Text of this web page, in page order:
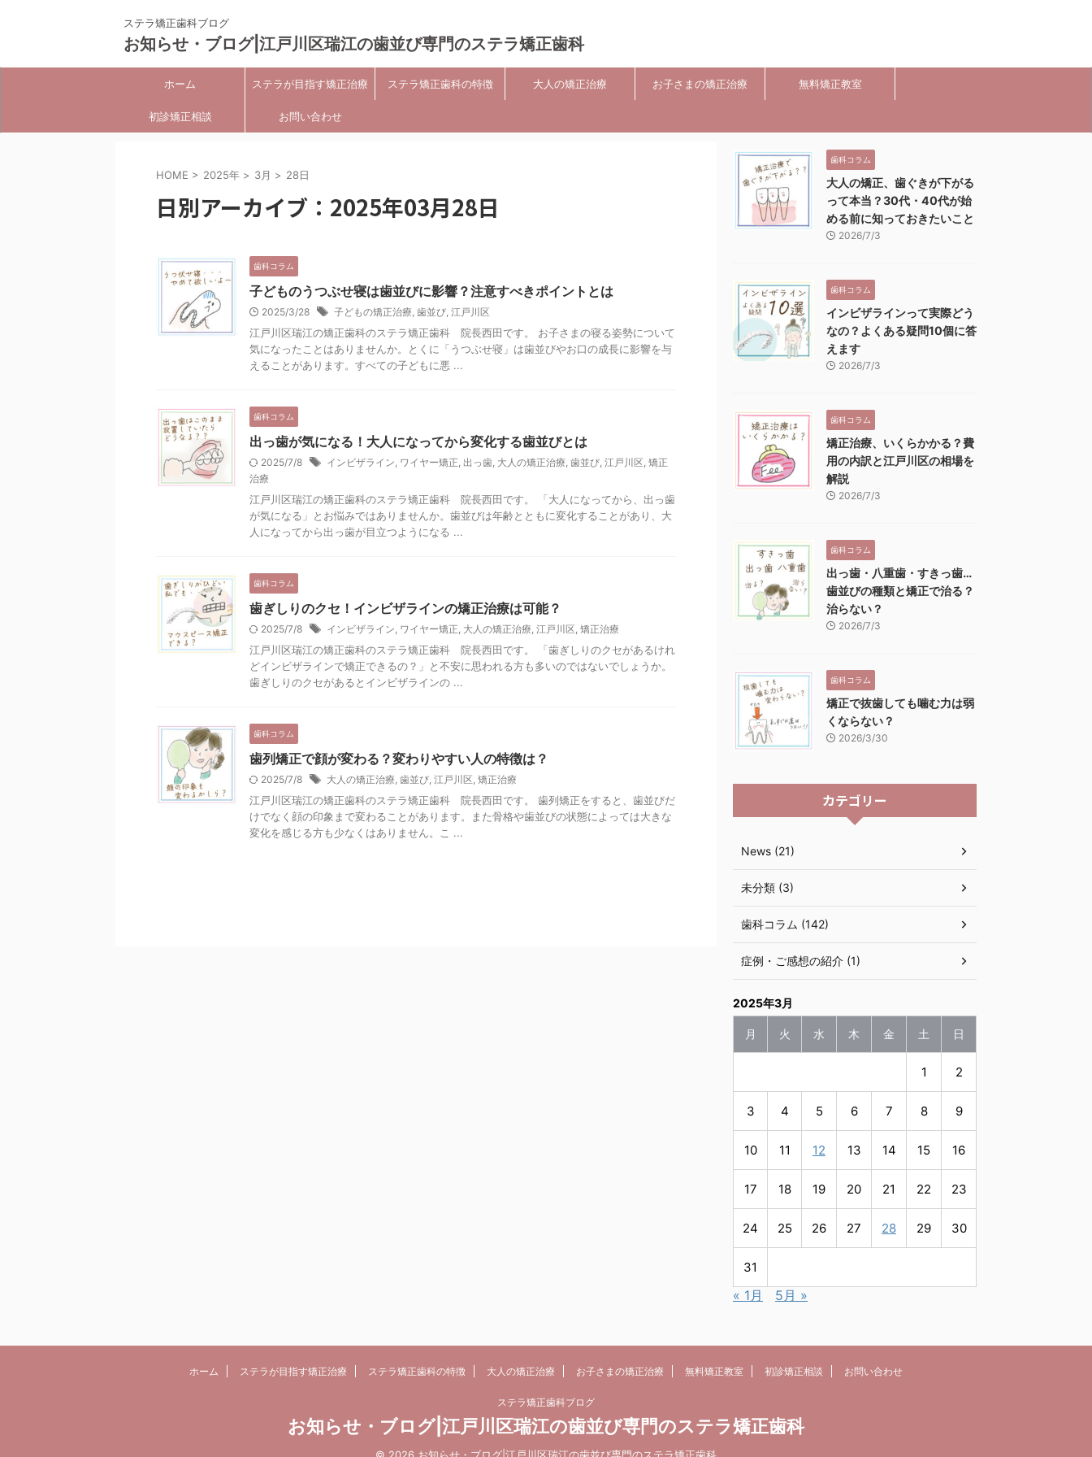
ステラ矯正歯科ブログ
お知らせ・ブログ|江戸川区瑞江の歯並び専門のステラ矯正歯科
ホーム ステラが目指す矯正治療 ステラ矯正歯科の特徴 大人の矯正治療 お子さまの矯正治療 無料矯正教室
初診矯正相談 お問い合わせ
HOME > 2025年 > 3月 > 28日
日別アーカイブ：2025年03月28日
歯科コラム
子どものうつぶせ寝は歯並びに影響？注意すべきポイントとは
2025/3/28 子どもの矯正治療, 歯並び, 江戸川区
江戸川区瑞江の矯正歯科のステラ矯正歯科 院長西田です。 お子さまの寝る姿勢について
気になったことはありませんか。とくに「うつぶせ寝」は歯並びやお口の成長に影響を与
えることがあります。すべての子どもに悪 ...
歯科コラム
出っ歯が気になる！大人になってから変化する歯並びとは
2025/7/8 インビザライン, ワイヤー矯正, 出っ歯, 大人の矯正治療, 歯並び, 江戸川区, 矯正
治療
江戸川区瑞江の矯正歯科のステラ矯正歯科 院長西田です。 「大人になってから、出っ歯
が気になる」とお悩みではありませんか。歯並びは年齢とともに変化することがあり、大
人になってから出っ歯が目立つようになる ...
歯科コラム
歯ぎしりのクセ！インビザラインの矯正治療は可能？
2025/7/8 インビザライン, ワイヤー矯正, 大人の矯正治療, 江戸川区, 矯正治療
江戸川区瑞江の矯正歯科のステラ矯正歯科 院長西田です。 「歯ぎしりのクセがあるけれ
どインビザラインで矯正できるの？」と不安に思われる方も多いのではないでしょうか。
歯ぎしりのクセがあるとインビザラインの ...
歯科コラム
歯列矯正で顔が変わる？変わりやすい人の特徴は？
2025/7/8 大人の矯正治療, 歯並び, 江戸川区, 矯正治療
江戸川区瑞江の矯正歯科のステラ矯正歯科 院長西田です。 歯列矯正をすると、歯並びだ
けでなく顔の印象まで変わることがあります。また骨格や歯並びの状態によっては大きな
変化を感じる方も少なくはありません。こ ...
歯科コラム
大人の矯正、歯ぐきが下がる
って本当？30代・40代が始
める前に知っておきたいこと
2026/7/3
歯科コラム
インビザラインって実際どう
なの？よくある疑問10個に答
えます
2026/7/3
歯科コラム
矯正治療、いくらかかる？費
用の内訳と江戸川区の相場を
解説
2026/7/3
歯科コラム
出っ歯・八重歯・すきっ歯…
歯並びの種類と矯正で治る？
治らない？
2026/7/3
歯科コラム
矯正で抜歯しても噛む力は弱
くならない？
2026/3/30
カテゴリー
News (21)
未分類 (3)
歯科コラム (142)
症例・ご感想の紹介 (1)
2025年3月
月 火 水 木 金 土 日
1 2
3 4 5 6 7 8 9
10 11 12 13 14 15 16
17 18 19 20 21 22 23
24 25 26 27 28 29 30
31
« 1月 5月 »
ホーム ステラが目指す矯正治療 ステラ矯正歯科の特徴 大人の矯正治療 お子さまの矯正治療 無料矯正教室 初診矯正相談 お問い合わせ
ステラ矯正歯科ブログ
お知らせ・ブログ|江戸川区瑞江の歯並び専門のステラ矯正歯科